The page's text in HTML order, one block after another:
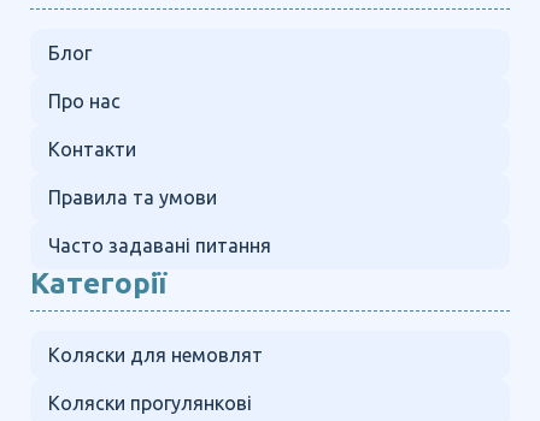
Блог
Про нас
Контакти
Правила та умови
Часто задавані питання
Категорії
Коляски для немовлят
Коляски прогулянкові